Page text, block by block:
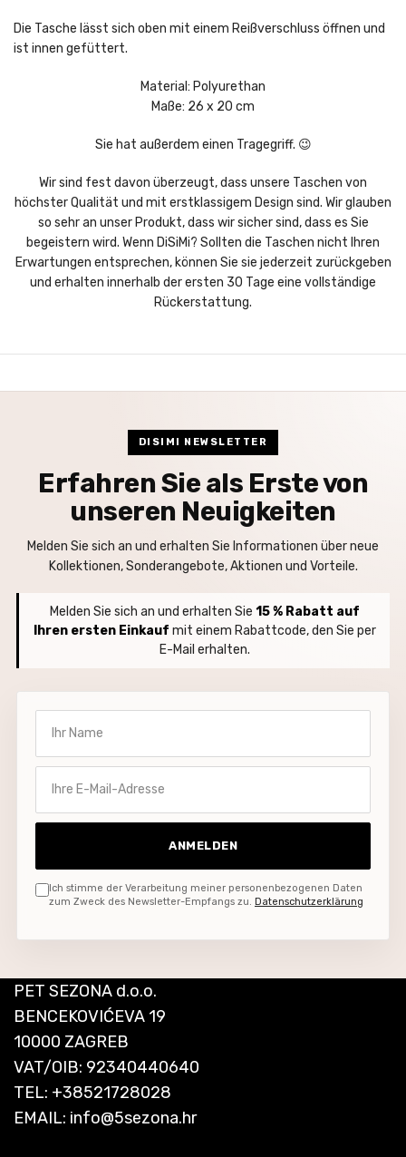
Die Tasche lässt sich oben mit einem Reißverschluss öffnen und
ist innen gefüttert.
Material: Polyurethan
Maße: 26 x 20 cm
Sie hat außerdem einen Tragegriff. 😉
Wir sind fest davon überzeugt, dass unsere Taschen von
höchster Qualität und mit erstklassigem Design sind. Wir glauben
so sehr an unser Produkt, dass wir sicher sind, dass es Sie
begeistern wird. Wenn DiSiMi? Sollten die Taschen nicht Ihren
Erwartungen entsprechen, können Sie sie jederzeit zurückgeben
und erhalten innerhalb der ersten 30 Tage eine vollständige
Rückerstattung.
DISIMI NEWSLETTER
Erfahren Sie als Erste von
unseren Neuigkeiten
Melden Sie sich an und erhalten Sie Informationen über neue
Kollektionen, Sonderangebote, Aktionen und Vorteile.
Melden Sie sich an und erhalten Sie 15 % Rabatt auf
Ihren ersten Einkauf mit einem Rabattcode, den Sie per
E-Mail erhalten.
ANMELDEN
Ich stimme der Verarbeitung meiner personenbezogenen Daten
zum Zweck des Newsletter-Empfangs zu. Datenschutzerklärung
PET SEZONA d.o.o.
BENCEKOVIĆEVA 19
10000 ZAGREB
VAT/OIB: 92340440640
TEL: +38521728028
EMAIL: info@5sezona.hr